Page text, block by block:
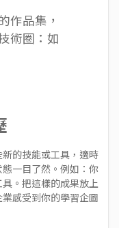
作品集，
術圈：如
的技能或工具，適時
一目了然。例如：你
。把這樣的成果放上
感受到你的學習企圖